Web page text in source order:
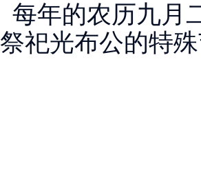
每年的农历九月
祭祀光布公的特